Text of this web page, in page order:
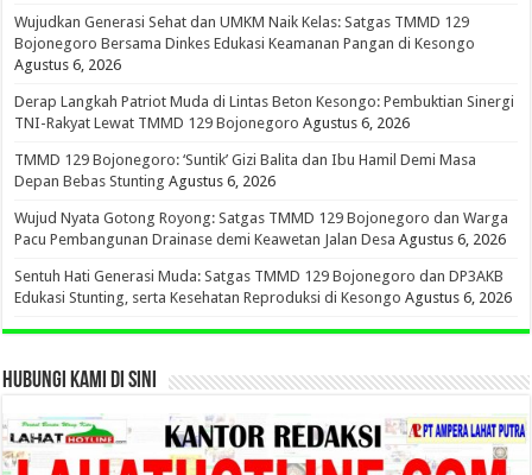
Wujudkan Generasi Sehat dan UMKM Naik Kelas: Satgas TMMD 129
Bojonegoro Bersama Dinkes Edukasi Keamanan Pangan di Kesongo
Agustus 6, 2026
Derap Langkah Patriot Muda di Lintas Beton Kesongo: Pembuktian Sinergi
TNI-Rakyat Lewat TMMD 129 Bojonegoro Agustus 6, 2026
TMMD 129 Bojonegoro: ‘Suntik’ Gizi Balita dan Ibu Hamil Demi Masa
Depan Bebas Stunting Agustus 6, 2026
Wujud Nyata Gotong Royong: Satgas TMMD 129 Bojonegoro dan Warga
Pacu Pembangunan Drainase demi Keawetan Jalan Desa Agustus 6, 2026
Sentuh Hati Generasi Muda: Satgas TMMD 129 Bojonegoro dan DP3AKB
Edukasi Stunting, serta Kesehatan Reproduksi di Kesongo Agustus 6, 2026
HUBUNGI KAMI DI SINI